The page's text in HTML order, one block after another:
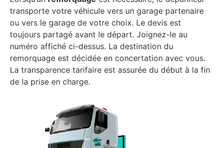
transporte votre véhicule vers un garage partenaire
ou vers le garage de votre choix. Le devis est
toujours partagé avant le départ. Joignez-le au
numéro affiché ci-dessus. La destination du
remorquage est décidée en concertation avec vous.
La transparence tarifaire est assurée du début à la fin
de la prise en charge.